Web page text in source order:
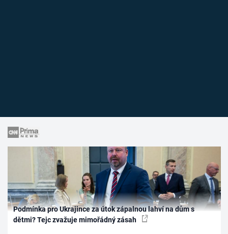
Podmínka pro Ukrajince za útok zápalnou lahví na dům s
dětmi? Tejc zvažuje mimořádný zásah